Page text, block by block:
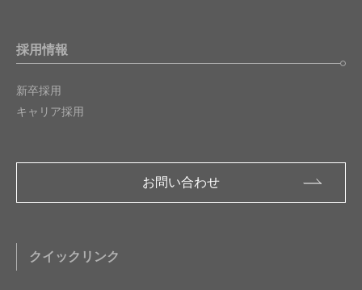
採用情報
新卒採用
キャリア採用
お問い合わせ
クイックリンク